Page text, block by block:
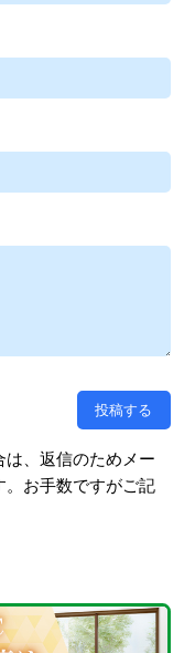
、返信のためメー
。お手数ですがご記